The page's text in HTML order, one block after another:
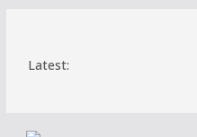
contenido
Latest: